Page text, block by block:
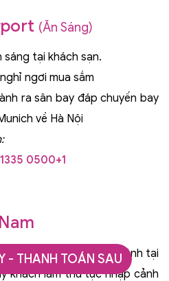
(Ăn Sáng)
sáng tại khách sạn.
ngơi mua sắm
ra sân bay đáp chuyến bay
về Hà Nội
0500+1
Nam):Quý khách hạ cánh tại
khách làm thủ tục nhập cảnh
- THANH TOÁN SAU